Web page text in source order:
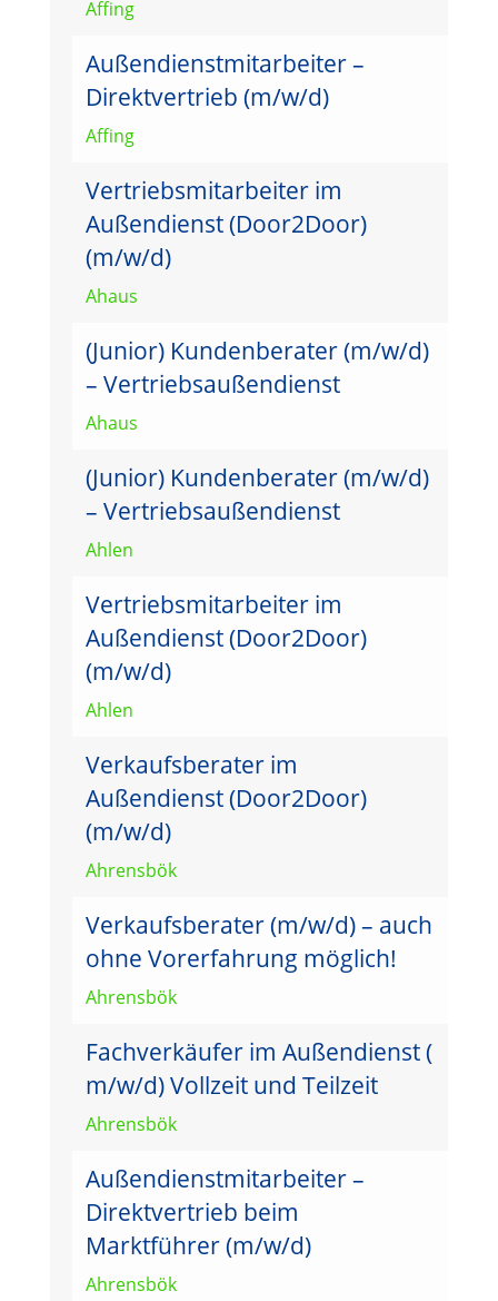
Affing
Außendienstmitarbeiter –
Direktvertrieb (m/w/d)
Affing
Vertriebsmitarbeiter im
Außendienst (Door2Door)
(m/w/d)
Ahaus
(Junior) Kundenberater (m/w/d)
– Vertriebsaußendienst
Ahaus
(Junior) Kundenberater (m/w/d)
– Vertriebsaußendienst
Ahlen
Vertriebsmitarbeiter im
Außendienst (Door2Door)
(m/w/d)
Ahlen
Verkaufsberater im
Außendienst (Door2Door)
(m/w/d)
Ahrensbök
Verkaufsberater (m/w/d) – auch
ohne Vorerfahrung möglich!
Ahrensbök
Fachverkäufer im Außendienst (
m/w/d) Vollzeit und Teilzeit
Ahrensbök
Außendienstmitarbeiter –
Direktvertrieb beim
Marktführer (m/w/d)
Ahrensbök